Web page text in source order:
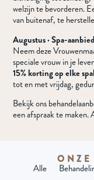
welzijn te bevorderen.
van buitenaf, te
Augustus · Spa-
Neem deze
speciale vrouw in je
15% korting op elke
tot en met vrijdag,
Bekijk ons
een afspraak te maken.
Alle